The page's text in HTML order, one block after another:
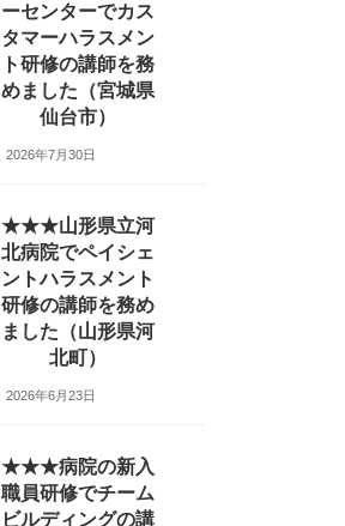
ーセンターでカス
タマーハラスメン
ト研修の講師を務
めました（宮城県
仙台市）
2026年7月30日
★★★山形県立河
北病院でペイシェ
ントハラスメント
研修の講師を務め
ました（山形県河
北町）
2026年6月23日
★★★病院の新入
職員研修でチーム
ビルディングの講